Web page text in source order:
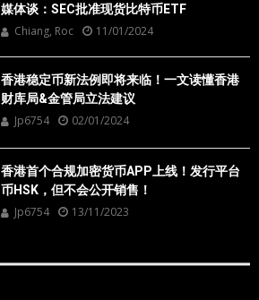
媒体谈：SEC批准现货比特币ETF
Chiang, Roc 11/01/2024
香港稳定币新法例即将来临！一文读懂香港
财库局&金管局立法建议
Jp6754 02/01/2024
香港首个合规加密货币APP上线！发行平台
币HSK，但不会公开销售！
Jp6754 13/11/2023